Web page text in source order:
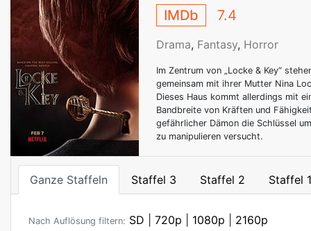
IMDb 7.4
Drama, Fantasy, Horror
Im Zentrum von „Locke & Key“
gemeinsam mit ihrer Mutter Nina
Dieses Haus kommt allerdings mit
Bandbreite von Kräften und
gefährlicher Dämon die Schlüssel
zu manipulieren versucht.
Ganze Staffeln Staffel 3 Staffel 2 Staffel 1
Nach Auflösung filtern: SD 720p 1080p 2160p